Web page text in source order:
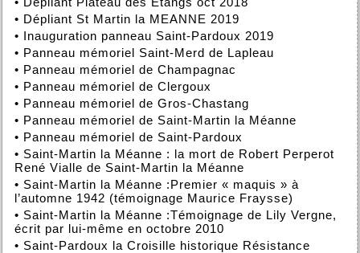
• Dépliant St Martin la MEANNE 2019
• Inauguration panneau Saint-Pardoux 2019
• Panneau mémoriel Saint-Merd de Lapleau
• Panneau mémoriel de Champagnac
• Panneau mémoriel de Clergoux
• Panneau mémoriel de Gros-Chastang
• Panneau mémoriel de Saint-Martin la Méanne
• Panneau mémoriel de Saint-Pardoux
• Saint-Martin la Méanne : la mort de Robert Perperot
René Vialle de Saint-Martin la Méanne
• Saint-Martin la Méanne :Premier « maquis » à
l’automne 1942 (témoignage Maurice Fraysse)
• Saint-Martin la Méanne :Témoignage de Lily Vergne,
écrit par lui-même en octobre 2010
• Saint-Pardoux la Croisille historique Résistance